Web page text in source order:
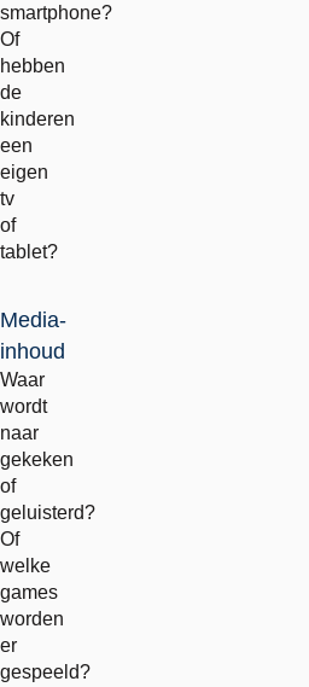
smartphone?
Of
hebben
de
kinderen
een
eigen
tv
of
tablet?
Media-
inhoud
Waar
wordt
naar
gekeken
of
geluisterd?
Of
welke
games
worden
er
gespeeld?